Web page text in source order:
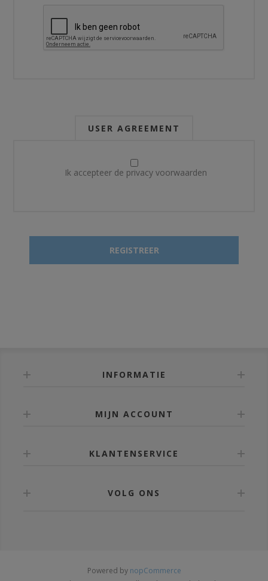
USER AGREEMENT
Ik accepteer de privacy voorwaarden
INFORMATIE
MIJN ACCOUNT
KLANTENSERVICE
VOLG ONS
Powered by nopCommerce